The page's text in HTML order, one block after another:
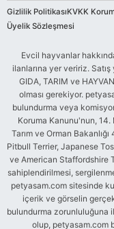
Gizlilik PolitikasıKVKK
Üyelik Sözleşmesi
Evcil hayvanlar
ilanlarına yer veririz.
GIDA, TARIM ve
olması gerekiyor.
bulundurma veya
Koruma Kanunu'nun, 14.
Tarım ve Orman
Pitbull Terrier, Japanese
ve American Staffordshire
sahiplendirilmesi,
petyasam.com sitesinde
içerik ve görselin
bulundurma zorunluluğuna
olup, petyasam.com